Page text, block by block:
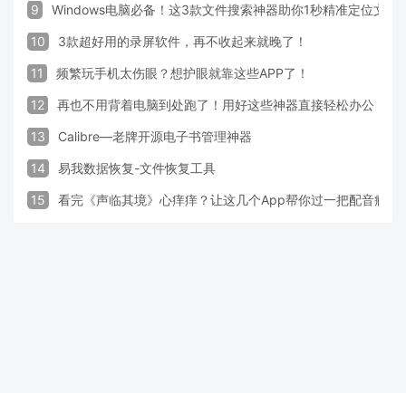
9 Windows电脑必备！这3款文件搜索神器助你1秒精准定位文件
10 3款超好用的录屏软件，再不收起来就晚了！
11 频繁玩手机太伤眼？想护眼就靠这些APP了！
12 再也不用背着电脑到处跑了！用好这些神器直接轻松办公
13 Calibre—老牌开源电子书管理神器
14 易我数据恢复-文件恢复工具
15 看完《声临其境》心痒痒？让这几个App帮你过一把配音瘾